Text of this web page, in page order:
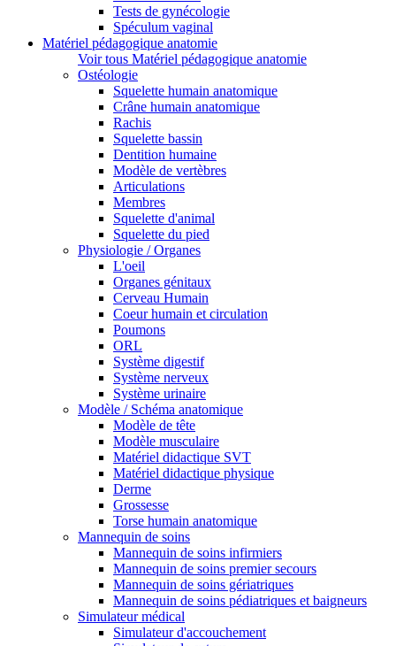
Tests de gynécologie
Spéculum vaginal
Matériel pédagogique anatomie
Voir tous Matériel pédagogique anatomie
Ostéologie
Squelette humain anatomique
Crâne humain anatomique
Rachis
Squelette bassin
Dentition humaine
Modèle de vertèbres
Articulations
Membres
Squelette d'animal
Squelette du pied
Physiologie / Organes
L'oeil
Organes génitaux
Cerveau Humain
Coeur humain et circulation
Poumons
ORL
Système digestif
Système nerveux
Système urinaire
Modèle / Schéma anatomique
Modèle de tête
Modèle musculaire
Matériel didactique SVT
Matériel didactique physique
Derme
Grossesse
Torse humain anatomique
Mannequin de soins
Mannequin de soins infirmiers
Mannequin de soins premier secours
Mannequin de soins gériatriques
Mannequin de soins pédiatriques et baigneurs
Simulateur médical
Simulateur d'accouchement